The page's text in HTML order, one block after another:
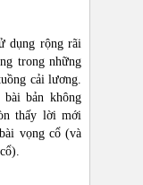
dụng rộng rãi
trong những
cải lương.
bản không
thấy lời mới
vọng cổ (và